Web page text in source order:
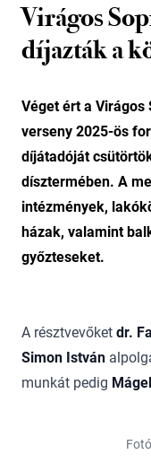
Virágos
díjazták a
Véget ért a
verseny 2025-ös
díjátadóját
dísztermében. A
intézmények,
házak, valamint
győzteseket.
A résztvevőket dr.
Simon István
munkát pedig